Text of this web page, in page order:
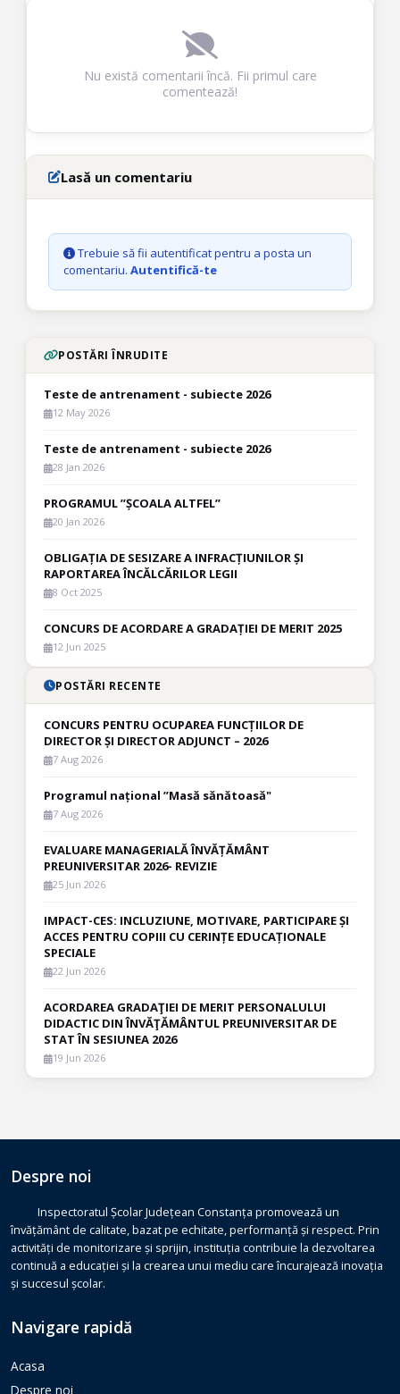
Nu există comentarii încă. Fii primul care
comentează!
Lasă un comentariu
Trebuie să fii autentificat pentru a posta un
comentariu. Autentifică-te
POSTĂRI ÎNRUDITE
Teste de antrenament - subiecte 2026
12 May 2026
Teste de antrenament - subiecte 2026
28 Jan 2026
PROGRAMUL ”ȘCOALA ALTFEL”
20 Jan 2026
OBLIGAȚIA DE SESIZARE A INFRACȚIUNILOR ȘI
RAPORTAREA ÎNCĂLCĂRILOR LEGII
8 Oct 2025
CONCURS DE ACORDARE A GRADAȚIEI DE MERIT 2025
12 Jun 2025
POSTĂRI RECENTE
CONCURS PENTRU OCUPAREA FUNCȚIILOR DE
DIRECTOR ȘI DIRECTOR ADJUNCT – 2026
7 Aug 2026
Programul național ”Masă sănătoasă"
7 Aug 2026
EVALUARE MANAGERIALĂ ÎNVĂȚĂMÂNT
PREUNIVERSITAR 2026- REVIZIE
25 Jun 2026
IMPACT-CES: INCLUZIUNE, MOTIVARE, PARTICIPARE ȘI
ACCES PENTRU COPIII CU CERINȚE EDUCAȚIONALE
SPECIALE
22 Jun 2026
ACORDAREA GRADAŢIEI DE MERIT PERSONALULUI
DIDACTIC DIN ÎNVĂŢĂMÂNTUL PREUNIVERSITAR DE
STAT ÎN SESIUNEA 2026
19 Jun 2026
Despre noi
Inspectoratul Școlar Județean Constanța promovează un
învățământ de calitate, bazat pe echitate, performanță și respect. Prin
activități de monitorizare și sprijin, instituția contribuie la dezvoltarea
continuă a educației și la crearea unui mediu care încurajează inovația
și succesul școlar.
Navigare rapidă
Acasa
Despre noi